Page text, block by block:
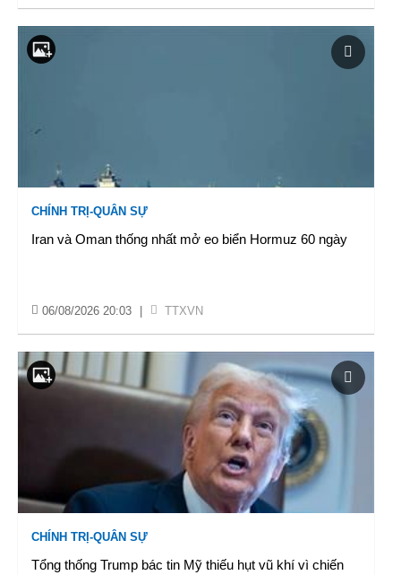
CHÍNH TRỊ-QUÂN SỰ
Iran và Oman thống nhất mở eo biển Hormuz 60 ngày
06/08/2026 20:03 TTXVN
CHÍNH TRỊ-QUÂN SỰ
Tổng thống Trump bác tin Mỹ thiếu hụt vũ khí vì chiến